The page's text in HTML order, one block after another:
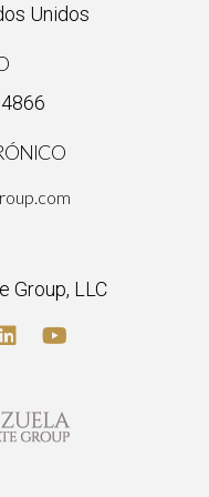
construye
enfoque en la creación
con tus clientes
informativo y
Unidos
Group, LLC